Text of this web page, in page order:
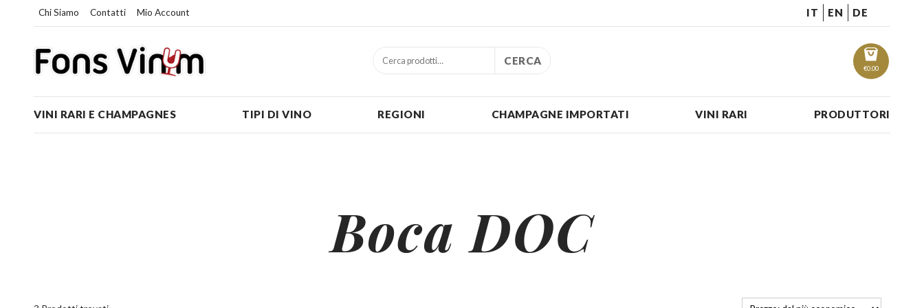
Chi Siamo Contatti Mio Account IT EN DE
€0.00
CERCA
VINI RARI E CHAMPAGNES TIPI DI VINO REGIONI CHAMPAGNE IMPORTATI VINI RARI PRODUTTORI
Boca DOC